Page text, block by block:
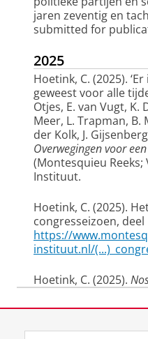
jaren zeventig en
submitted for
2025
Hoetink, C. (2025).
geweest voor alle
Otjes, E. van Vugt, K.
Meer, L. Trapman, B.
der Kolk, J.
Overwegingen voor
(Montesquieu
Instituut.
Hoetink, C. (2025).
congresseizoen, deel
https://
instituut.nl/
Hoetink, C. (2025).
1990s, the case of the
Consensus,